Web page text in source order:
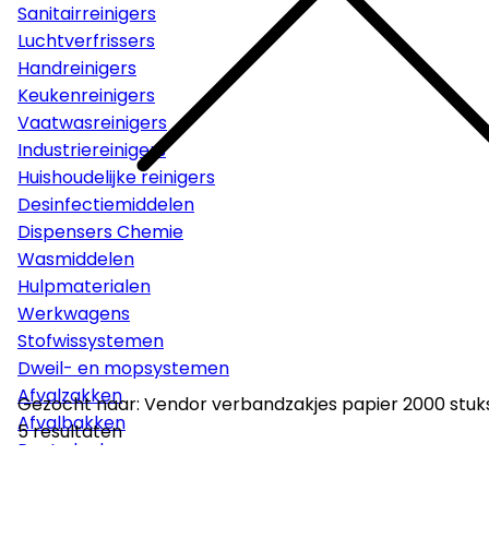
Sanitairreinigers
Luchtverfrissers
Handreinigers
Keukenreinigers
Vaatwasreinigers
Industriereinigers
Huishoudelijke reinigers
Desinfectiemiddelen
Dispensers Chemie
Wasmiddelen
Hulpmaterialen
Werkwagens
Stofwissystemen
Dweil- en mopsystemen
Afvalzakken
Afvalbakken
Poetsdoeken
Gezocht naar: Vendor verbandzakjes papier 2000
5 resultaten